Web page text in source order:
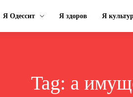
Я Одессит Я здоров Я
Tag: а